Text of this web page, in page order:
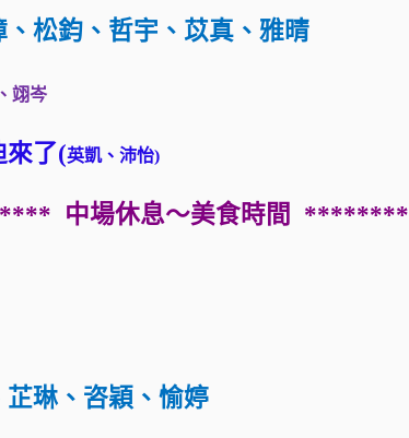
松鈞、哲宇、苡真、雅晴
翊岑
來了(英凱、沛怡)
中場休息～美食時間 ********
芷琳、咨穎、愉婷